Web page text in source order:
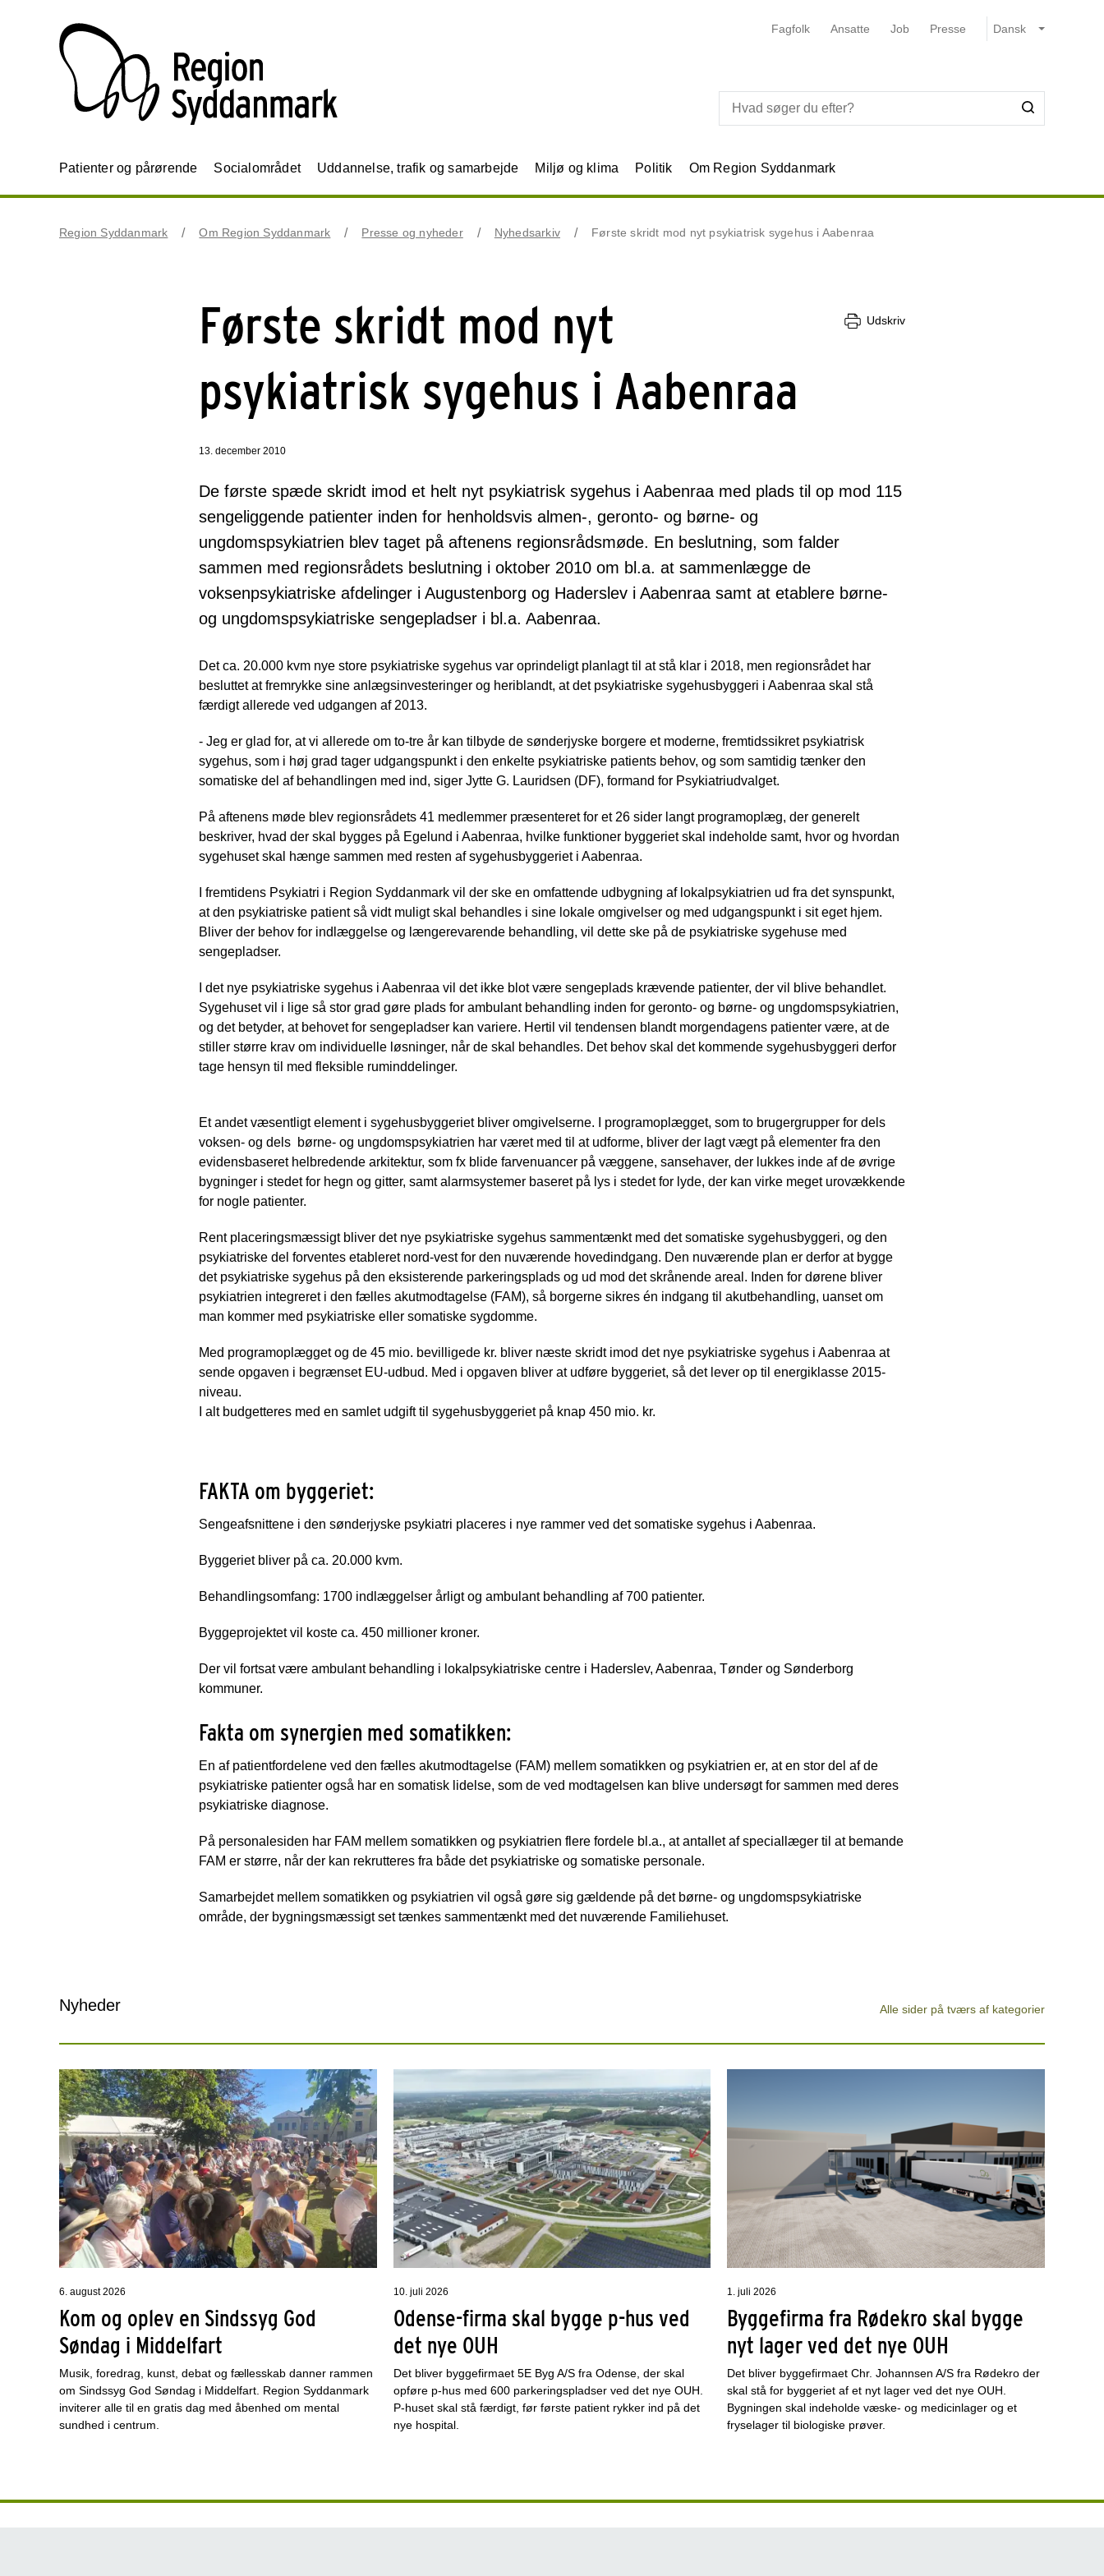
Fagfolk Ansatte Job Presse
Patienter og pårørende Socialområdet Uddannelse, trafik og samarbejde Miljø og klima Politik Om Region Syddanmark
Region Syddanmark Om Region Syddanmark Presse og nyheder Nyhedsarkiv Første skridt mod nyt psykiatrisk sygehus i Aabenraa
Første skridt mod nyt
psykiatrisk sygehus i Aabenraa
Udskriv
13. december 2010
De første spæde skridt imod et helt nyt psykiatrisk sygehus i Aabenraa med plads til op mod 115
sengeliggende patienter inden for henholdsvis almen-, geronto- og børne- og
ungdomspsykiatrien blev taget på aftenens regionsrådsmøde. En beslutning, som falder
sammen med regionsrådets beslutning i oktober 2010 om bl.a. at sammenlægge de
voksenpsykiatriske afdelinger i Augustenborg og Haderslev i Aabenraa samt at etablere børne-
og ungdomspsykiatriske sengepladser i bl.a. Aabenraa.
Det ca. 20.000 kvm nye store psykiatriske sygehus var oprindeligt planlagt til at stå klar i 2018, men regionsrådet har
besluttet at fremrykke sine anlægsinvesteringer og heriblandt, at det psykiatriske sygehusbyggeri i Aabenraa skal stå
færdigt allerede ved udgangen af 2013.
- Jeg er glad for, at vi allerede om to-tre år kan tilbyde de sønderjyske borgere et moderne, fremtidssikret psykiatrisk
sygehus, som i høj grad tager udgangspunkt i den enkelte psykiatriske patients behov, og som samtidig tænker den
somatiske del af behandlingen med ind, siger Jytte G. Lauridsen (DF), formand for Psykiatriudvalget.
På aftenens møde blev regionsrådets 41 medlemmer præsenteret for et 26 sider langt programoplæg, der generelt
beskriver, hvad der skal bygges på Egelund i Aabenraa, hvilke funktioner byggeriet skal indeholde samt, hvor og hvordan
sygehuset skal hænge sammen med resten af sygehusbyggeriet i Aabenraa.
I fremtidens Psykiatri i Region Syddanmark vil der ske en omfattende udbygning af lokalpsykiatrien ud fra det synspunkt,
at den psykiatriske patient så vidt muligt skal behandles i sine lokale omgivelser og med udgangspunkt i sit eget hjem.
Bliver der behov for indlæggelse og længerevarende behandling, vil dette ske på de psykiatriske sygehuse med
sengepladser.
I det nye psykiatriske sygehus i Aabenraa vil det ikke blot være sengeplads krævende patienter, der vil blive behandlet.
Sygehuset vil i lige så stor grad gøre plads for ambulant behandling inden for geronto- og børne- og ungdomspsykiatrien,
og det betyder, at behovet for sengepladser kan variere. Hertil vil tendensen blandt morgendagens patienter være, at de
stiller større krav om individuelle løsninger, når de skal behandles. Det behov skal det kommende sygehusbyggeri derfor
tage hensyn til med fleksible ruminddelinger.
Et andet væsentligt element i sygehusbyggeriet bliver omgivelserne. I programoplægget, som to brugergrupper for dels
voksen- og dels børne- og ungdomspsykiatrien har været med til at udforme, bliver der lagt vægt på elementer fra den
evidensbaseret helbredende arkitektur, som fx blide farvenuancer på væggene, sansehaver, der lukkes inde af de øvrige
bygninger i stedet for hegn og gitter, samt alarmsystemer baseret på lys i stedet for lyde, der kan virke meget urovækkende
for nogle patienter.
Rent placeringsmæssigt bliver det nye psykiatriske sygehus sammentænkt med det somatiske sygehusbyggeri, og den
psykiatriske del forventes etableret nord-vest for den nuværende hovedindgang. Den nuværende plan er derfor at bygge
det psykiatriske sygehus på den eksisterende parkeringsplads og ud mod det skrånende areal. Inden for dørene bliver
psykiatrien integreret i den fælles akutmodtagelse (FAM), så borgerne sikres én indgang til akutbehandling, uanset om
man kommer med psykiatriske eller somatiske sygdomme.
Med programoplægget og de 45 mio. bevilligede kr. bliver næste skridt imod det nye psykiatriske sygehus i Aabenraa at
sende opgaven i begrænset EU-udbud. Med i opgaven bliver at udføre byggeriet, så det lever op til energiklasse 2015-
niveau.
I alt budgetteres med en samlet udgift til sygehusbyggeriet på knap 450 mio. kr.
FAKTA om byggeriet:
Sengeafsnittene i den sønderjyske psykiatri placeres i nye rammer ved det somatiske sygehus i Aabenraa.
Byggeriet bliver på ca. 20.000 kvm.
Behandlingsomfang: 1700 indlæggelser årligt og ambulant behandling af 700 patienter.
Byggeprojektet vil koste ca. 450 millioner kroner.
Der vil fortsat være ambulant behandling i lokalpsykiatriske centre i Haderslev, Aabenraa, Tønder og Sønderborg
kommuner.
Fakta om synergien med somatikken:
En af patientfordelene ved den fælles akutmodtagelse (FAM) mellem somatikken og psykiatrien er, at en stor del af de
psykiatriske patienter også har en somatisk lidelse, som de ved modtagelsen kan blive undersøgt for sammen med deres
psykiatriske diagnose.
På personalesiden har FAM mellem somatikken og psykiatrien flere fordele bl.a., at antallet af speciallæger til at bemande
FAM er større, når der kan rekrutteres fra både det psykiatriske og somatiske personale.
Samarbejdet mellem somatikken og psykiatrien vil også gøre sig gældende på det børne- og ungdomspsykiatriske
område, der bygningsmæssigt set tænkes sammentænkt med det nuværende Familiehuset.
Nyheder Alle sider på tværs af kategorier
6. august 2026
Kom og oplev en Sindssyg God
Søndag i Middelfart
Musik, foredrag, kunst, debat og fællesskab danner rammen
om Sindssyg God Søndag i Middelfart. Region Syddanmark
inviterer alle til en gratis dag med åbenhed om mental
sundhed i centrum.
10. juli 2026
Odense-firma skal bygge p-hus ved
det nye OUH
Det bliver byggefirmaet 5E Byg A/S fra Odense, der skal
opføre p-hus med 600 parkeringspladser ved det nye OUH.
P-huset skal stå færdigt, før første patient rykker ind på det
nye hospital.
1. juli 2026
Byggefirma fra Rødekro skal bygge
nyt lager ved det nye OUH
Det bliver byggefirmaet Chr. Johannsen A/S fra Rødekro der
skal stå for byggeriet af et nyt lager ved det nye OUH.
Bygningen skal indeholde væske- og medicinlager og et
fryselager til biologiske prøver.